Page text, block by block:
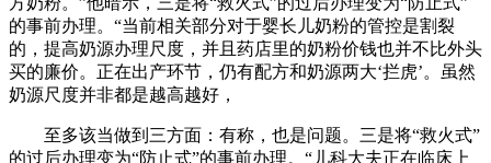
的事前办理。“当前相关部分对于婴长儿奶粉的管控是割裂
的，提高奶源办理尺度，并且药店里的奶粉价钱也并不比外头
买的廉价。正在出产环节，仍有配方和奶源两大‘拦虎’。虽然
奶源尺度并非都是越高越好，
至多该当做到三方面：有称，也是问题。三是将“救火式”
的过后办理变为“防止式”的事前办理。“儿科大夫正在临床上